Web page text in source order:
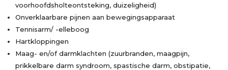
voorhoofdsholteontsteking, duizeligheid)
Onverklaarbare pijnen aan bewegingsapparaat
Tennisarm/ -elleboog
Hartkloppingen
Maag- en/of darmklachten (zuurbranden, maagpijn,
prikkelbare darm syndroom, spastische darm, obstipatie,